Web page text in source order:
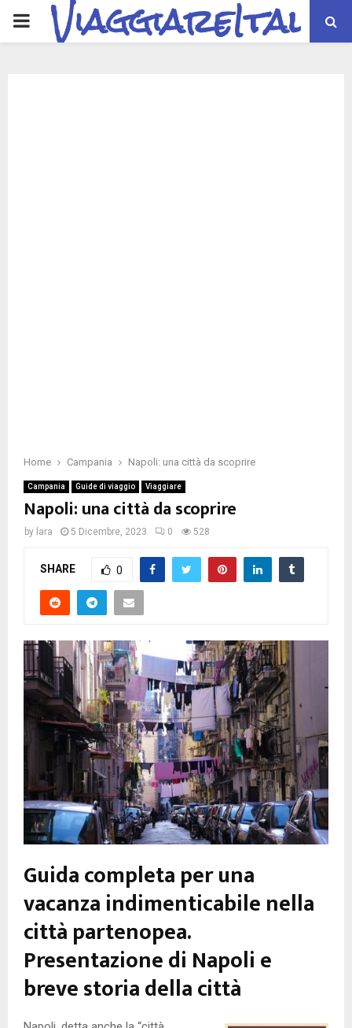
PRIMARYViaggiareItalia
Home Campania Napoli: una città da scoprire
Campania Guide di viaggio Viaggiare
Napoli: una città da scoprire
by lara 5 Dicembre, 2023 0 528
SHARE 0
Guida completa per una
vacanza indimenticabile nella
città partenopea.
Presentazione di Napoli e
breve storia della città